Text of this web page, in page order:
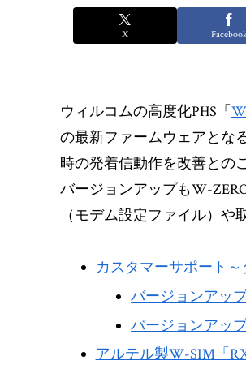
X
ウィルコムの高度化PHS「
の最新ファームウェアとな
時の発着信動作を改善との
バージョンアップもW-
（モデム設定ファイル）や
カスタマーサポート～
バージョンアッ
バージョンアッ
アルテル製W-SIM「